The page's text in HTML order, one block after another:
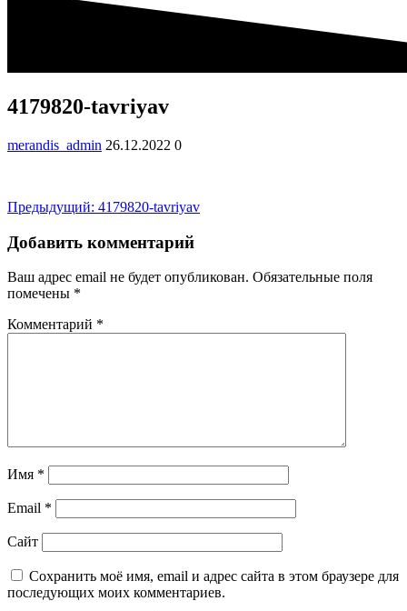
4179820-tavriyav
merandis_admin 26.12.2022 0
Навигация
по
записям
Предыдущий: Предыдущая
4179820-tavriyav
Добавить комментарий
Ваш адрес email не будет опубликован. Обязательные поля
помечены *
Комментарий *
Имя *
Email *
Сайт
Сохранить моё имя, email и адрес сайта в этом браузере для
последующих моих комментариев.